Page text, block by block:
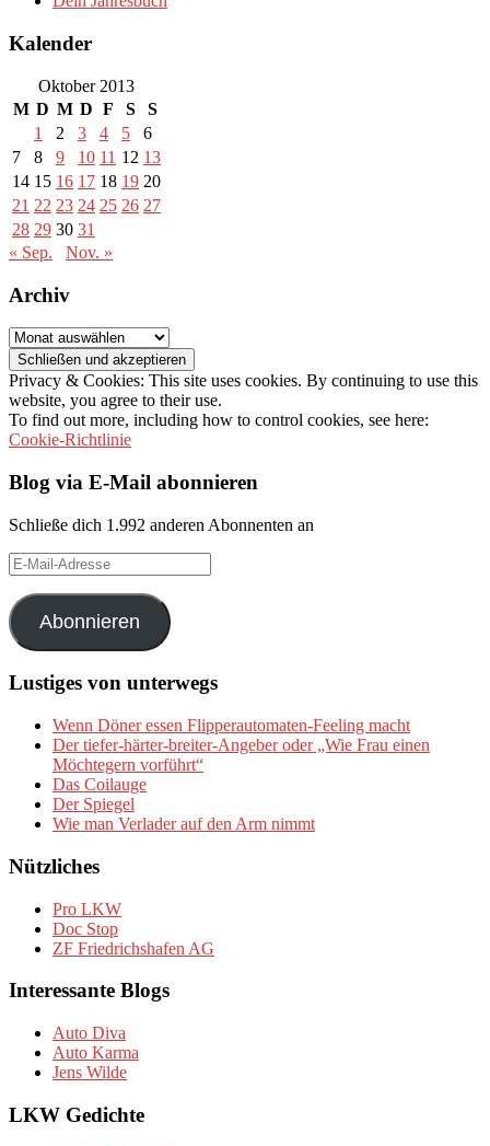
Kalender
Oktober 2013
M D M D F S
S
1
2 3 4 5
6
7
8 9 10 11 12 13
14 15 16 17 18 19 20
21 22 23 24 25 26 27
28 29 30 31
« Sep.
Nov. »
Archiv
Archiv
Privacy & Cookies: This site uses cookies. By continuing to use this
website, you agree to their use.
To find out more, including how to control cookies, see here:
Cookie-Richtlinie
Blog via E-Mail abonnieren
Schließe dich 1.992 anderen Abonnenten an
E-
Mail-
Adresse
Abonnieren
Lustiges von unterwegs
Wenn Döner essen Flipperautomaten-Feeling macht
Der tiefer-härter-breiter-Angeber oder „Wie Frau einen
Möchtegern vorführt“
Das Coilauge
Der Spiegel
Wie man Verlader auf den Arm nimmt
Nützliches
Pro LKW
Doc Stop
ZF Friedrichshafen AG
Interessante Blogs
Auto Diva
Auto Karma
Jens Wilde
LKW Gedichte